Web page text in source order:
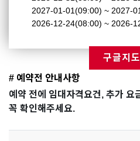
2027-01-01(09:00) ~ 2027-
2026-12-24(08:00) ~ 2026-
구글지도
# 예약전 안내사항
예약 전에 임대자격요건, 추가 요
꼭 확인해주세요.